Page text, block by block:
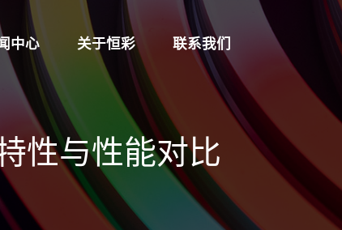
中心 关于恒彩 联系我们
性与性能对比